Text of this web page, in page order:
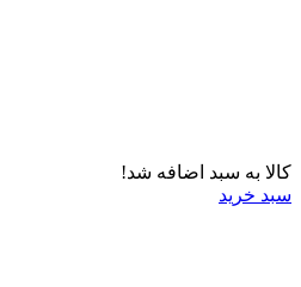
کالا به سبد اضافه شد!
سبد خرید